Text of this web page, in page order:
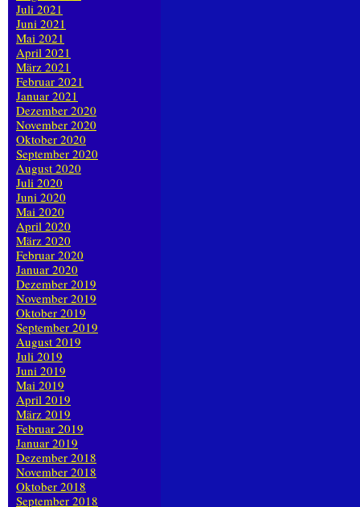
Juli 2021
Juni 2021
Mai 2021
April 2021
März 2021
Februar 2021
Januar 2021
Dezember 2020
November 2020
Oktober 2020
September 2020
August 2020
Juli 2020
Juni 2020
Mai 2020
April 2020
März 2020
Februar 2020
Januar 2020
Dezember 2019
November 2019
Oktober 2019
September 2019
August 2019
Juli 2019
Juni 2019
Mai 2019
April 2019
März 2019
Februar 2019
Januar 2019
Dezember 2018
November 2018
Oktober 2018
September 2018